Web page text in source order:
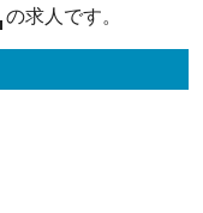
の求人です。